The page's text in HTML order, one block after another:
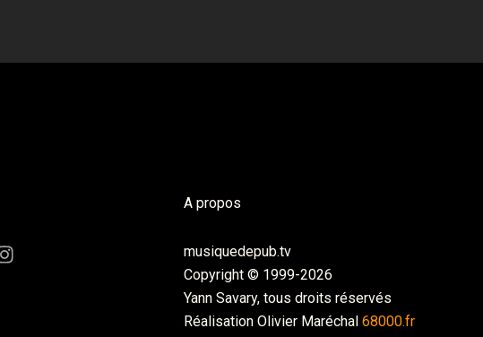
A propos
musiquedepub.tv
Copyright © 1999-2026
Yann Savary, tous droits réservés
Réalisation Olivier Maréchal 68000.fr